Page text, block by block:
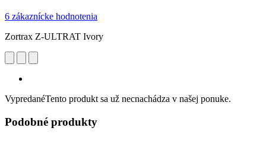
6 zákaznícke hodnotenia
Zortrax Z-ULTRAT Ivory
VypredanéTento produkt sa už necnachádza v našej ponuke.
Podobné produkty